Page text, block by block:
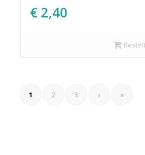
€ 2,40
1 2 3 › »